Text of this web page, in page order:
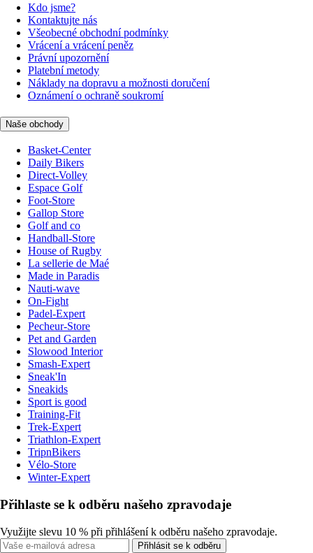
Kdo jsme?
Kontaktujte nás
Všeobecné obchodní podmínky
Vrácení a vrácení peněz
Právní upozornění
Platební metody
Náklady na dopravu a možnosti doručení
Oznámení o ochraně soukromí
Naše obchody
Basket-Center
Daily Bikers
Direct-Volley
Espace Golf
Foot-Store
Gallop Store
Golf and co
Handball-Store
House of Rugby
La sellerie de Maé
Made in Paradis
Nauti-wave
On-Fight
Padel-Expert
Pecheur-Store
Pet and Garden
Slowood Interior
Smash-Expert
Sneak'In
Sneakids
Sport is good
Training-Fit
Trek-Expert
Triathlon-Expert
TripnBikers
Vélo-Store
Winter-Expert
Přihlaste se k odběru našeho zpravodaje
Využijte slevu 10 % při přihlášení k odběru našeho zpravodaje.
Přihlásit se k odběru